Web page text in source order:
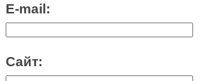
E-mail:
Сайт: